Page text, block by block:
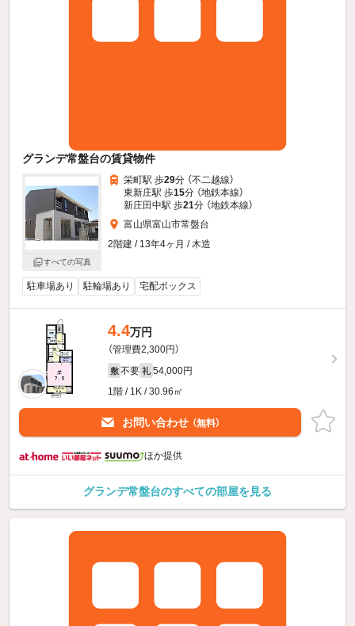
グランデ常盤台の賃貸物件
すべての写真
栄町駅 歩29分 （不二越線）
東新庄駅 歩15分 （地鉄本線）
新庄田中駅 歩21分 （地鉄本線）
富山県富山市常盤台
2階建 / 13年4ヶ月 / 木造
駐車場あり 駐輪場あり 宅配ボックス
4.4万円
（管理費2,300円）
敷 不要 礼 54,000円
1階 / 1K / 30.96㎡
お問い合わせ （無料）
ほか提供
グランデ常盤台のすべての部屋を見る